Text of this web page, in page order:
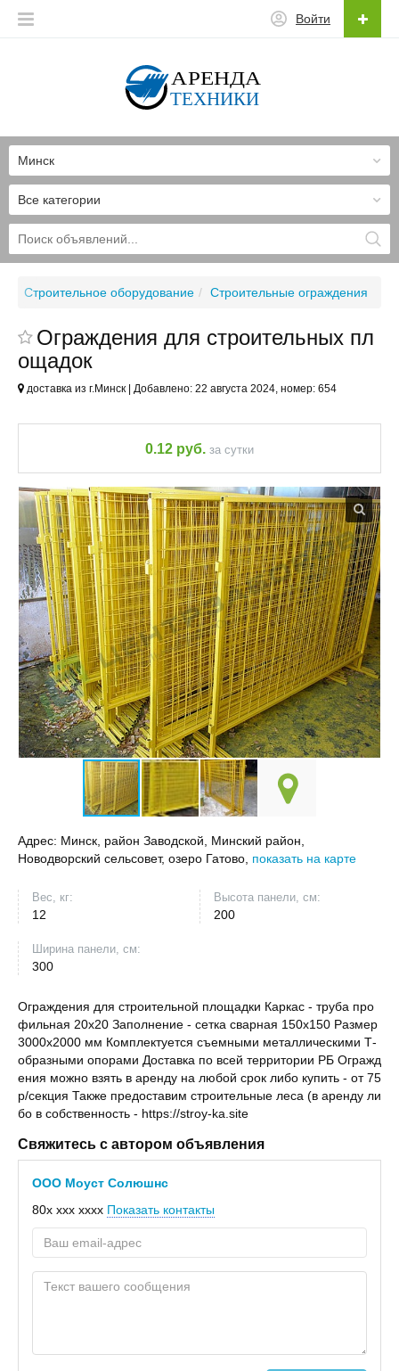
Войти
Все категории
Минск
Строительное оборудование Строительные ограждения
Ограждения для строительных пл
ощадок
доставка из г.Минск | Добавлено: 22 августа 2024, номер: 654
0.12 руб. за сутки
Адрес: Минск, район Заводской, Минский район,
Новодворский сельсовет, озеро Гатово, показать на карте
Вес, кг:
12
Высота панели, см:
200
Ширина панели, см:
300
Ограждения для строительной площадки Каркас - труба про
фильная 20х20 Заполнение - сетка сварная 150х150 Размер
3000х2000 мм Комплектуется съемными металлическими Т-
образными опорами Доставка по всей территории РБ Огражд
ения можно взять в аренду на любой срок либо купить - от 75
р/секция Также предоставим строительные леса (в аренду ли
бо в собственность - https://stroy-ka.site
Свяжитесь с автором объявления
ООО Моуст Солюшнс
80x xxx xxxx Показать контакты